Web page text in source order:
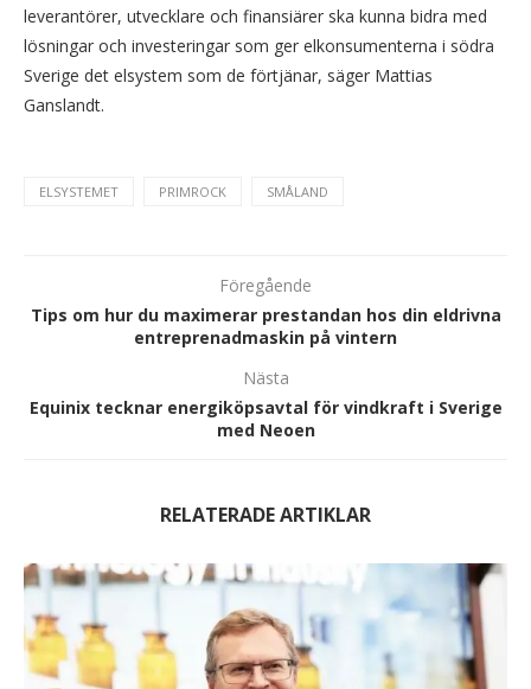
leverantörer, utvecklare och finansiärer ska kunna bidra med
lösningar och investeringar som ger elkonsumenterna i södra
Sverige det elsystem som de förtjänar, säger Mattias
Ganslandt.
ELSYSTEMET PRIMROCK SMÅLAND
Föregående
Tips om hur du maximerar prestandan hos din eldrivna
entreprenadmaskin på vintern
Nästa
Equinix tecknar energiköpsavtal för vindkraft i Sverige
med Neoen
RELATERADE ARTIKLAR